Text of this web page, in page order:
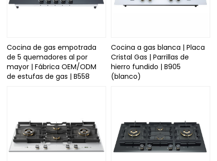
Cocina de gas empotrada
de 5 quemadores al por
mayor | Fábrica OEM/ODM
de estufas de gas | B558
Cocina a gas blanca | Placa
Cristal Gas | Parrillas de
hierro fundido | B905
(blanco)